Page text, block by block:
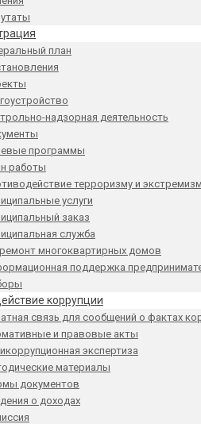
план
надзорная деятельность
программы
работы
терроризму и
услуги
заказ
служба
многоквартирных домов
поддержка
коррупции
связь для сообщений о фактах
и правовые акты
экспертиза
материалы
документов
о доходах